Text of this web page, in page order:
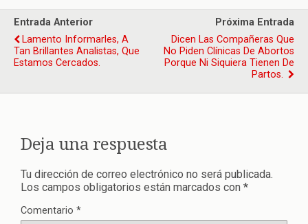
Entrada Anterior
Lamento Informarles, A
Tan Brillantes Analistas, Que
Estamos Cercados.
Próxima Entrada
Dicen Las Compañeras Que
No Piden Clínicas De Abortos
Porque Ni Siquiera Tienen De
Partos.
Deja una respuesta
Tu dirección de correo electrónico no será publicada.
Los campos obligatorios están marcados con *
Comentario *